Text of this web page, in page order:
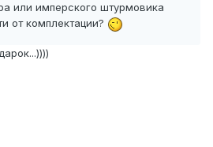
или имперского штурмовика
от комплектации?